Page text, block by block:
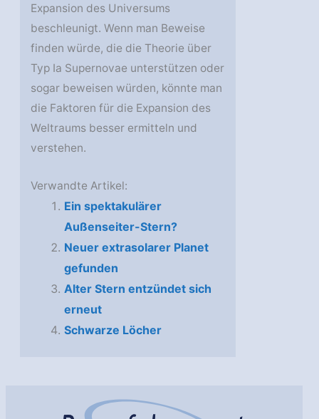
Expansion des Universums
beschleunigt. Wenn man Beweise
finden würde, die die Theorie über
Typ Ia Supernovae unterstützen oder
sogar beweisen würden, könnte man
die Faktoren für die Expansion des
Weltraums besser ermitteln und
verstehen.
Verwandte Artikel:
Ein spektakulärer
Außenseiter-Stern?
Neuer extrasolarer Planet
gefunden
Alter Stern entzündet sich
erneut
Schwarze Löcher